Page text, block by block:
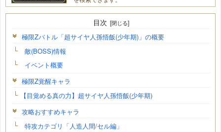
目次
極限Zバトル「超サイヤ人孫悟飯(少年期)」の概要
敵(BOSS)情報
イベント概要
極限Z覚醒キャラ
【目覚める真の力】超サイヤ人孫悟飯(少年期)
攻略おすすめキャラ
特攻カテゴリ「人造人間/セル編」